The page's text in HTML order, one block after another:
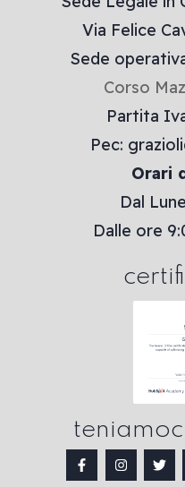
Via Felice
Sede
Corso
Partita
Pec:
Orari
Dal
Dalle ore